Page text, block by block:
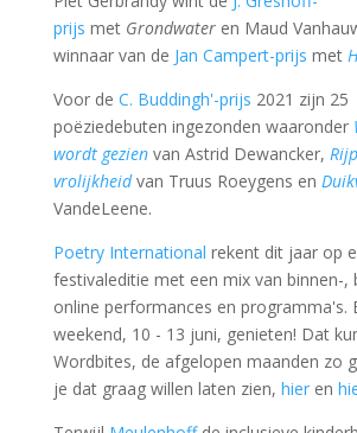
prijs met Grondwateren Maud
winnaar van de Jan Campert-prijs met
Voor de C. Buddingh'-prijs 2021 zijn 25
poëziedebuten ingezonden waaronder
wordt gezienvan Astrid Dewancker,
vrolijkheidvan Truus Roeygens en
VandeLeene.
Poetry International rekent dit jaar op
festivaleditie met een mix van binnen-,
online performances en programma's.
weekend, 10 - 13 juni, genieten! Dat
Wordbites, de afgelopen maanden zo
je dat graag willen laten zien, hieren